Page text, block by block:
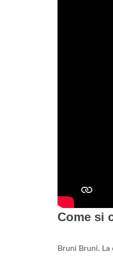
Come si
Bruni Bruni. La